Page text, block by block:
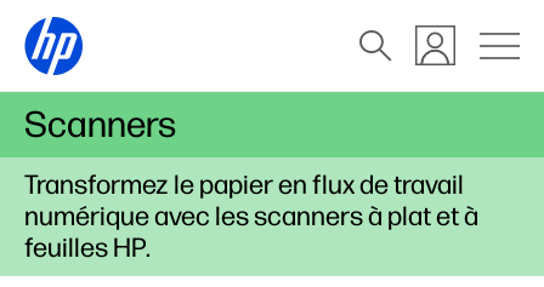
Scanners
Transformez le papier en flux de travail
numérique avec les scanners à plat et à
feuilles HP.